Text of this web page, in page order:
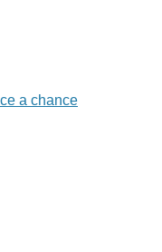
a chance